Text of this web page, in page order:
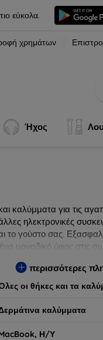
εύκολα.
χρημάτων
Ήχος
καλύμματα για τις
ηλεκτρονικές
το γούστο σας.
μοναδικό ύφος στις
περισσότερες
οι θήκες και τα
καλύμματα
Η/Υ